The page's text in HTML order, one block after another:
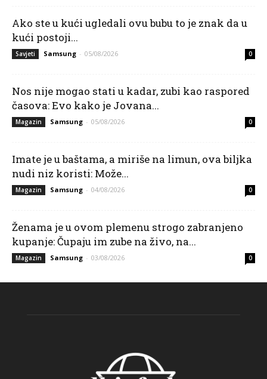
Ako ste u kući ugledali ovu bubu to je znak da u
kući postoji...
Savjeti Samsung - 05/08/2026 0
Nos nije mogao stati u kadar, zubi kao raspored
časova: Evo kako je Jovana...
Magazin Samsung - 05/08/2026 0
Imate je u baštama, a miriše na limun, ova biljka
nudi niz koristi: Može...
Magazin Samsung - 04/08/2026 0
Ženama je u ovom plemenu strogo zabranjeno
kupanje: Čupaju im zube na živo, na...
Magazin Samsung - 03/08/2026 0